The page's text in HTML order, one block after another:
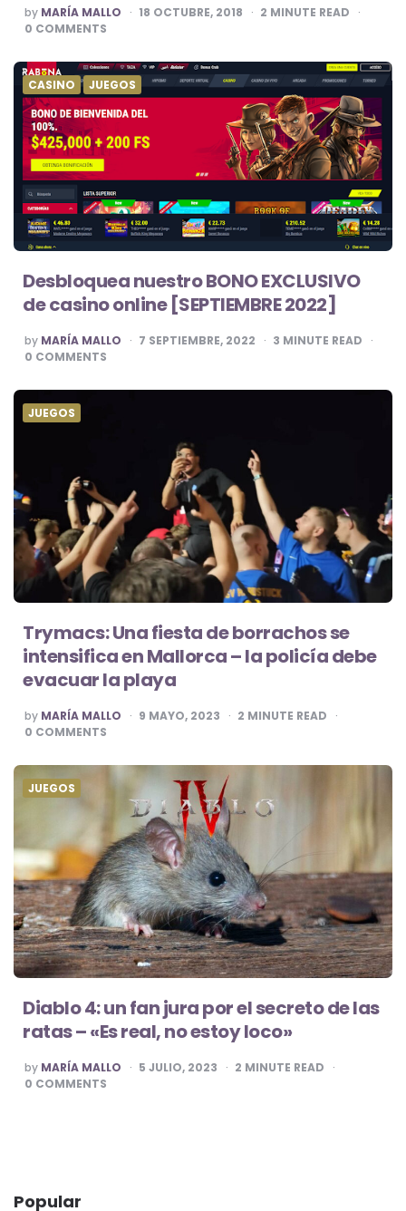
POSTED
BY
by MARÍA MALLO 18 OCTUBRE, 2018 2 MINUTE READ
0 COMMENTS
CASINO JUEGOS
Desbloquea nuestro BONO EXCLUSIVO
de casino online [SEPTIEMBRE 2022]
POSTED
BY
by MARÍA MALLO 7 SEPTIEMBRE, 2022 3 MINUTE READ
0 COMMENTS
JUEGOS
Trymacs: Una fiesta de borrachos se
intensifica en Mallorca – la policía debe
evacuar la playa
POSTED
BY
by MARÍA MALLO 9 MAYO, 2023 2 MINUTE READ
0 COMMENTS
JUEGOS
Diablo 4: un fan jura por el secreto de las
ratas – «Es real, no estoy loco»
POSTED
BY
by MARÍA MALLO 5 JULIO, 2023 2 MINUTE READ
0 COMMENTS
Popular